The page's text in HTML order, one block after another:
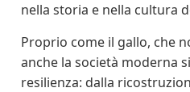
nella storia e nella cultura
Proprio come il gallo, che
anche la società moderna
resilienza: dalla